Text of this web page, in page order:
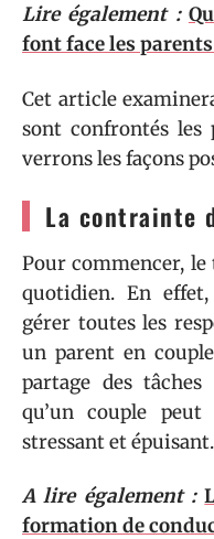
Lire également :
font face les
Cet article
sont confrontés les
verrons les façons
La contrainte
Pour commencer,
quotidien. En
gérer toutes les
un parent en
partage des
qu’un couple
stressant et épuisant.
A lire également :
formation de